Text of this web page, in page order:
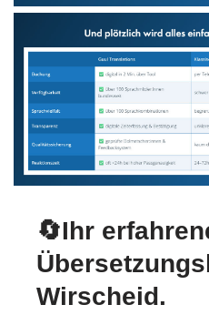
🔄Ihr
Wirscheid.